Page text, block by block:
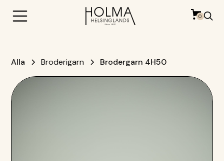
0
Alla Broderigarn Brodergarn 4H50